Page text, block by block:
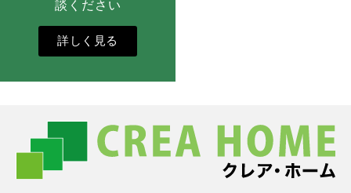
談ください
詳しく見る